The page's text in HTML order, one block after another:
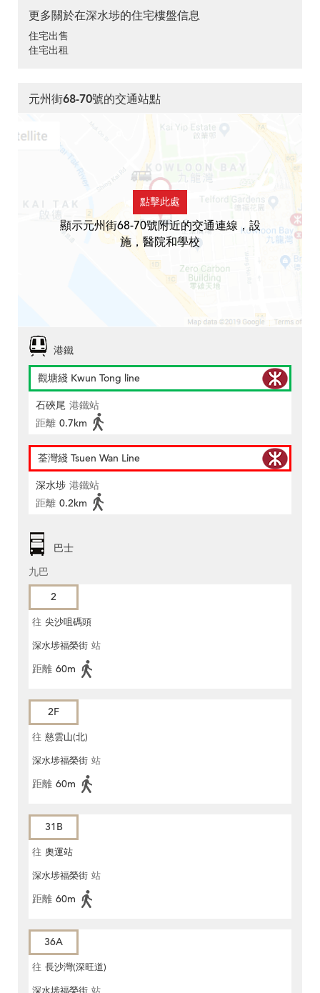
更多關於在深水埗的住宅樓盤信息
住宅出售
住宅出租
元州街68-70號的交通站點
點擊此處
顯示元州街68-70號附近的交通連線，設
施，醫院和學校
港鐵
觀塘綫 Kwun Tong line
石硤尾 港鐵站
距離 0.7km
荃灣綫 Tsuen Wan Line
深水埗 港鐵站
距離 0.2km
巴士
九巴
2
往 尖沙咀碼頭
深水埗福榮街 站
距離 60m
2F
往 慈雲山(北)
深水埗福榮街 站
距離 60m
31B
往 奧運站
深水埗福榮街 站
距離 60m
36A
往 長沙灣(深旺道)